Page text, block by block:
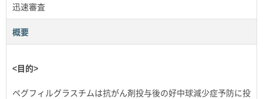
迅速審査
概要
<目的>
ペグフィルグラスチムは抗がん剤投与後の好中球減少症予防に投